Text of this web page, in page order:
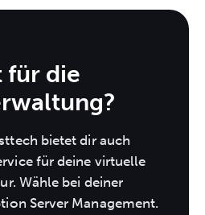
für die
bietet dir auch
für deine virtuelle
Wähle bei deiner
Server Management.